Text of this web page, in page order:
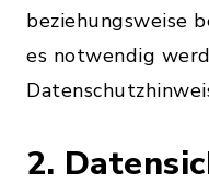
beziehungsweise
es notwendig
2.